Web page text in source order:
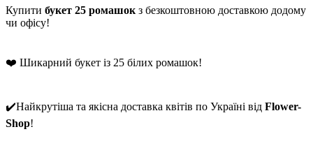
Купити букет 25 ромашок з безкоштовною доставкою додому
чи офісу!
❤️ Шикарний букет із 25 білих ромашок!
✔️Найкрутіша та якісна доставка квітів по Україні від Flower-
Shop!